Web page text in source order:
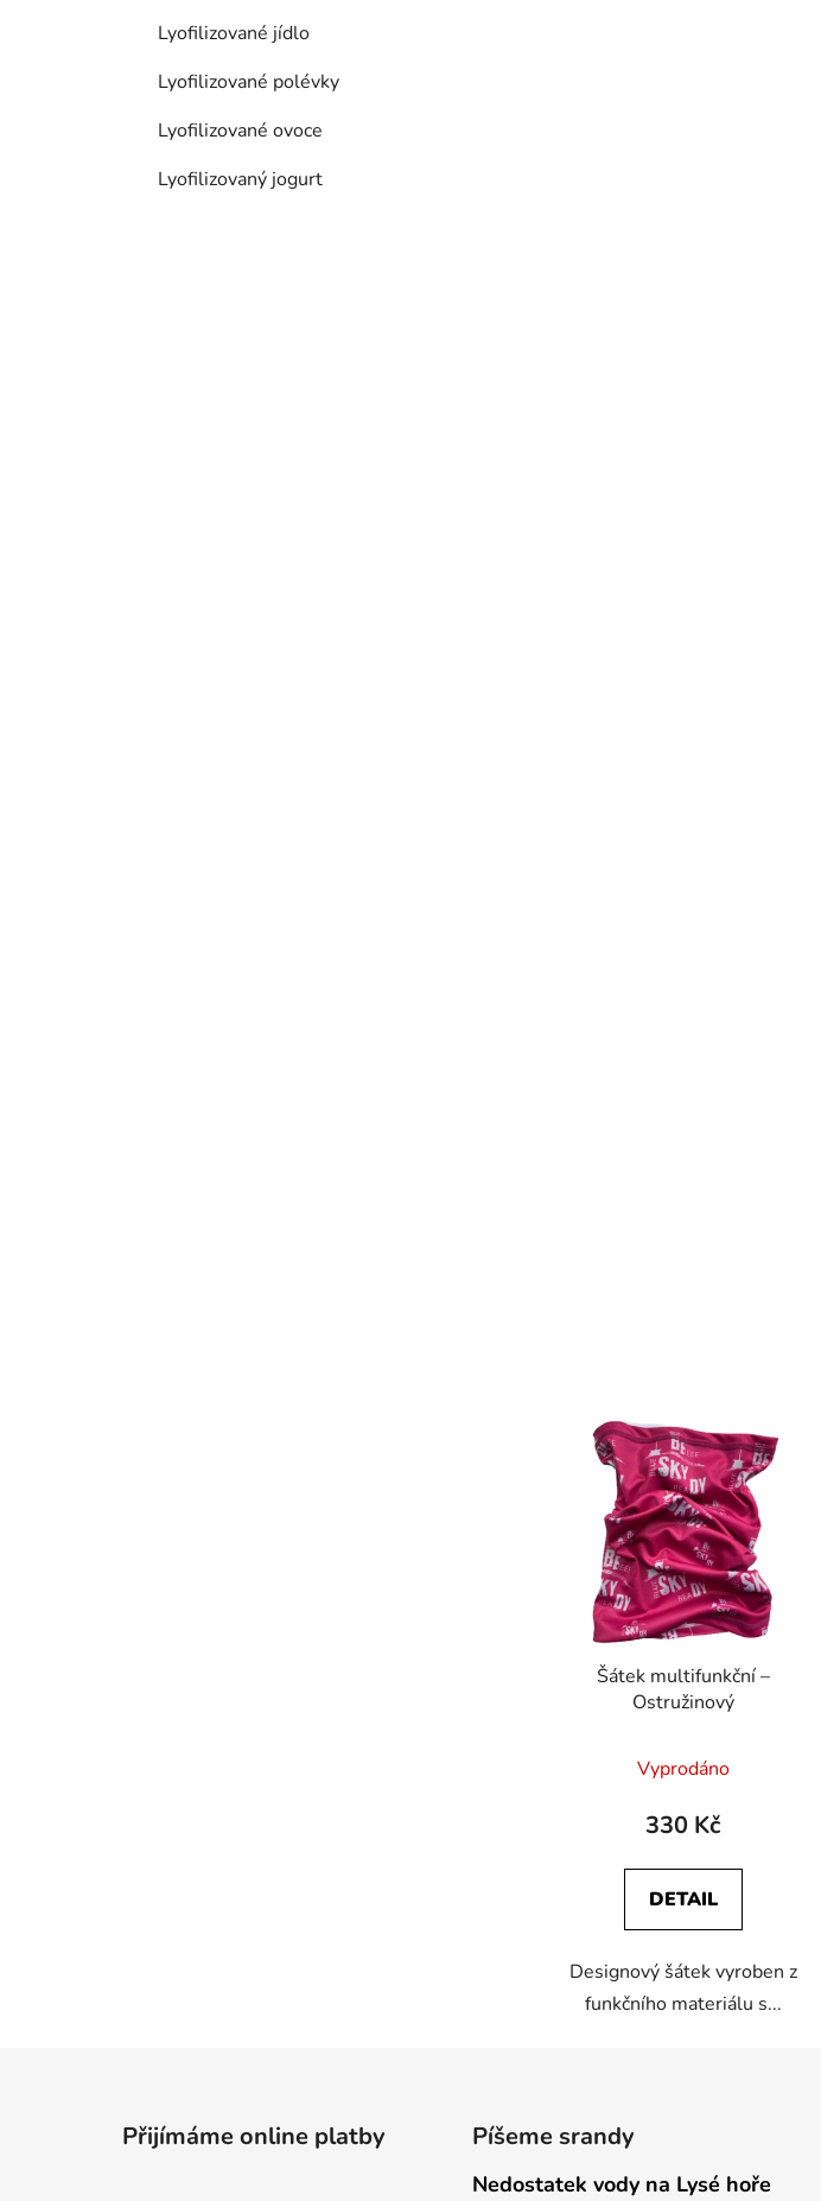
Lyofilizované jídlo
Lyofilizované polévky
Lyofilizované ovoce
Lyofilizovaný jogurt
Šátek multifunkční –
Ostružinový
hodnocení
produktu
5,0
z
hvězdiček.
Vyprodáno
330 Kč
DETAIL
Designový šátek vyroben z
funkčního materiálu s...
Přijímáme online platby Píšeme srandy
Nedostatek vody na Lysé hoře